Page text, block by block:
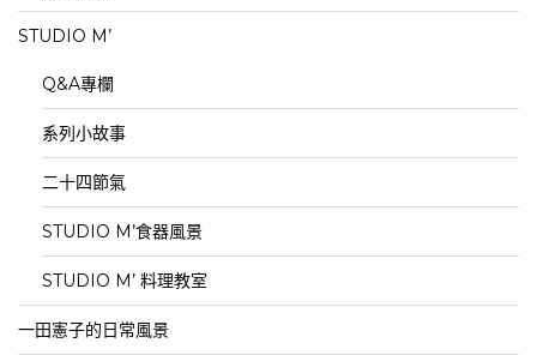
STUDIO M’
Q&A專欄
系列小故事
二十四節氣
STUDIO M’食器風景
STUDIO M’ 料理教室
一田憲子的日常風景